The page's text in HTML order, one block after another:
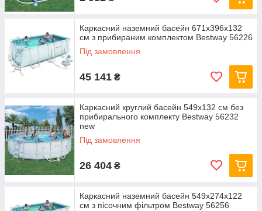
Каркасний наземний басейн 671x396x132
см з прибираним комплектом Bestway 56226
Під замовлення
45 141 ₴
Каркасний круглий басейн 549x132 см без
прибирального комплекту Bestway 56232
new
Під замовлення
26 404 ₴
Каркасний наземний басейн 549x274x122
см з пісочним фільтром Bestway 56256